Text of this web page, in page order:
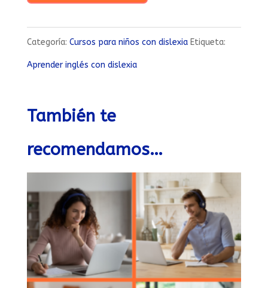
words
cantidad
Categoría: Cursos para niños con dislexia Etiqueta:
Aprender inglés con dislexia
También te
recomendamos…